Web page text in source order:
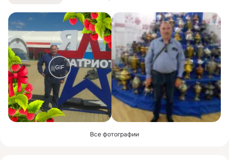
GIF
Все фотографии